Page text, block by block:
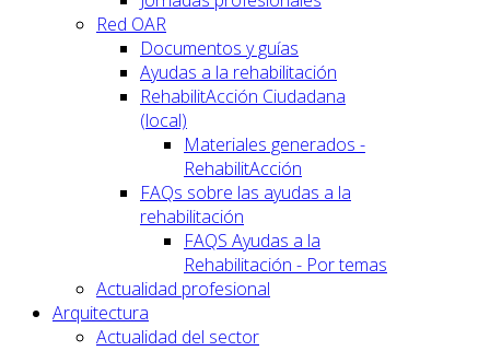
Red OAR
Documentos y guías
Ayudas a la rehabilitación
RehabilitAcción Ciudadana
(local)
Materiales generados -
RehabilitAcción
FAQs sobre las ayudas a la
rehabilitación
FAQS Ayudas a la
Rehabilitación - Por temas
Actualidad profesional
Arquitectura
Actualidad del sector